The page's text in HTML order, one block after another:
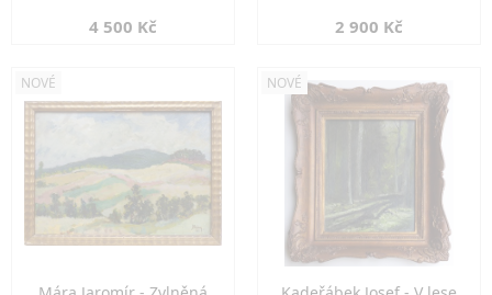
4 500 Kč 2 900 Kč
NOVÉ NOVÉ